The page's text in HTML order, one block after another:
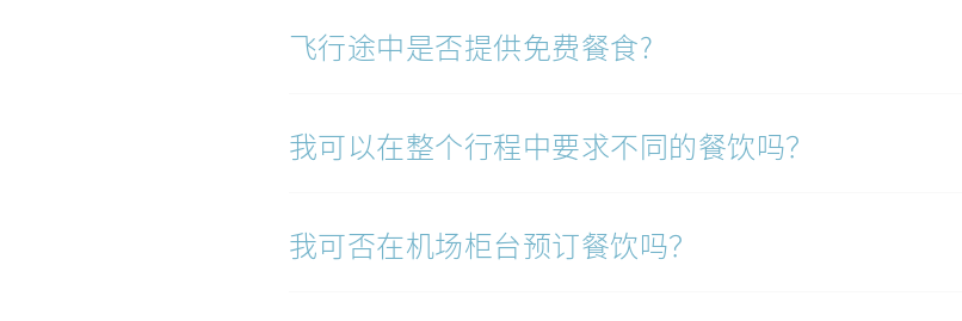
飞行途中是否提供免费餐食?
我可以在整个行程中要求不同的餐饮吗？
我可否在机场柜台预订餐饮吗？